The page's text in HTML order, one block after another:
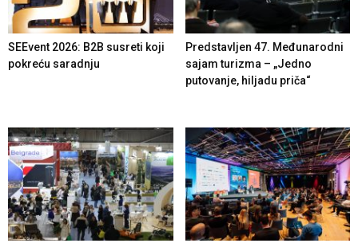
SEEvent 2026: B2B susreti koji
pokreću saradnju
Predstavljen 47. Međunarodni
sajam turizma – „Jedno
putovanje, hiljadu priča“